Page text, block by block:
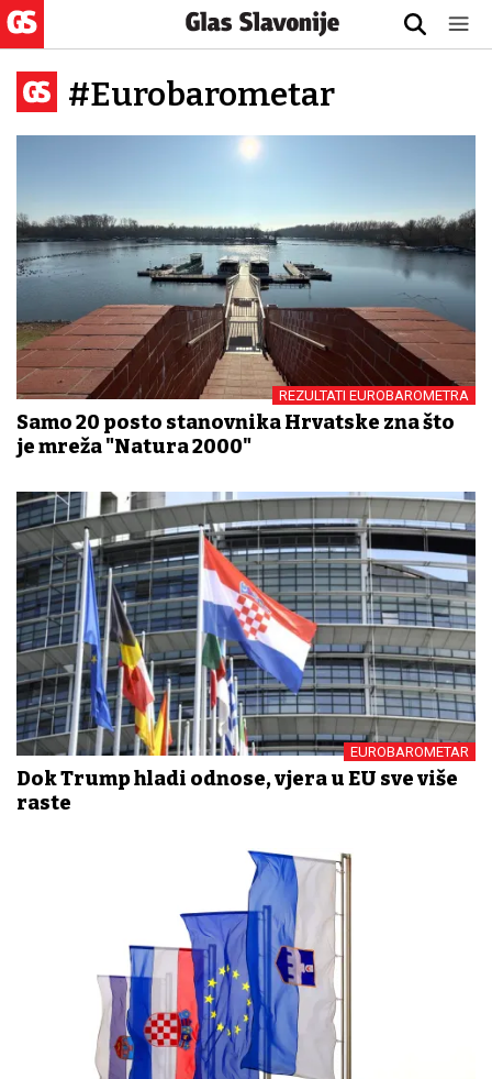
#Eurobarometar
REZULTATI EUROBAROMETRA
Samo 20 posto stanovnika Hrvatske zna što
je mreža "Natura 2000"
EUROBAROMETAR
Dok Trump hladi odnose, vjera u EU sve više
raste